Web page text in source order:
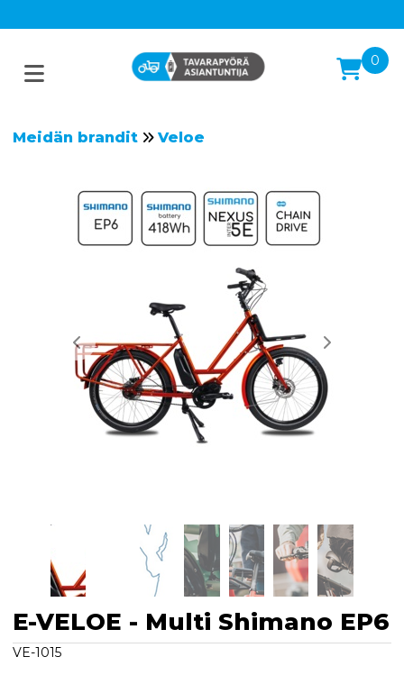
0
Meidän brandit Veloe
E-VELOE - Multi Shimano EP6
VE-1015